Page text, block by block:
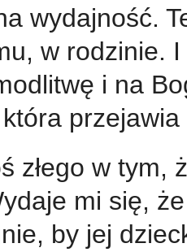
wydajność.
w rodzinie.
i na
złego w tym,
mi się,
by jej